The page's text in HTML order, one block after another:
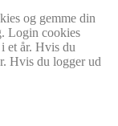
og gemme din
Login cookies
et år. Hvis du
Hvis du logger ud